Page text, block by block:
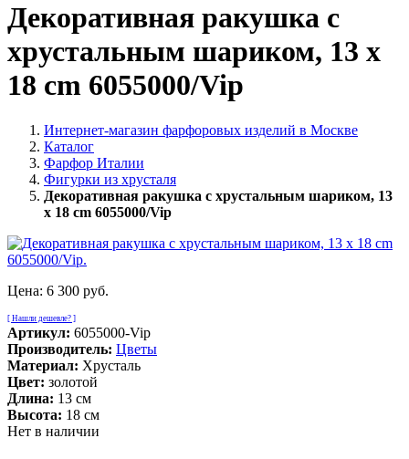
Декоративная ракушка c
хрустальным шариком, 13 x
18 cm 6055000/Vip
Интернет-магазин фарфоровых изделий в Москве
Каталог
Фарфор Италии
Фигурки из хрусталя
Декоративная ракушка c хрустальным шариком, 13
x 18 cm 6055000/Vip
Цена: 6 300 руб.
[ Нашли дешевле? ]
Артикул: 6055000-Vip
Производитель: Цветы
Материал: Хрусталь
Цвет: золотой
Длина: 13 см
Высота: 18 см
Нет в наличии